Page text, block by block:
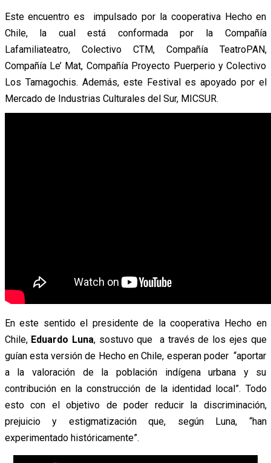
Este encuentro es impulsado por la cooperativa Hecho en
Chile, la cual está conformada por la Compañía
Lafamiliateatro, Colectivo CTM, Compañía TeatroPAN,
Compañía Le’ Mat, Compañía Proyecto Puerperio y Colectivo
Los Tamagochis. Además, este Festival es apoyado por el
Mercado de Industrias Culturales del Sur, MICSUR.
En este sentido el presidente de la cooperativa Hecho en
Chile, Eduardo Luna, sostuvo que a través de los ejes que
guían esta versión de Hecho en Chile, esperan poder “aportar
a la valoración de la población indígena urbana y su
contribución en la construcción de la identidad local”. Todo
esto con el objetivo de poder reducir la discriminación,
prejuicio y estigmatización que, según Luna, “han
experimentado históricamente”.